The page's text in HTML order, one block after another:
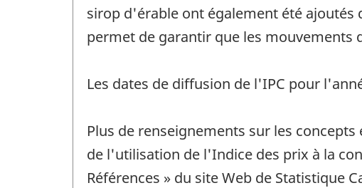
sirop d'érable ont également été ajoutés
permet de garantir que les mouvements
Les dates de diffusion de l'IPC pour
Plus de renseignements sur les
de l'utilisation de l'Indice des prix à la
Références » du site Web de Statistique